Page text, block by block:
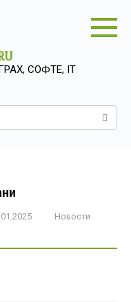
СОФТЕ, IT
Новости